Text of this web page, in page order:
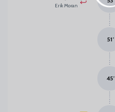
Erik Moran
51’
45’